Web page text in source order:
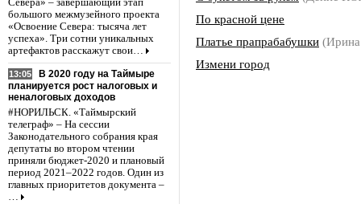
Севера» – завершающий этап
большого межмузейного проекта
«Освоение Севера: тысяча лет
успеха». Три сотни уникальных
артефактов расскажут свои…
13:05
В 2020 году на Таймыре
планируется рост налоговых и
неналоговых доходов
#НОРИЛЬСК. «Таймырский
телеграф» – На сессии
Законодательного собрания края
депутаты во втором чтении
приняли бюджет-2020 и плановый
период 2021–2022 годов. Один из
главных приоритетов документа –
…
По красной цене
Платье прапрабабушки
Измени город